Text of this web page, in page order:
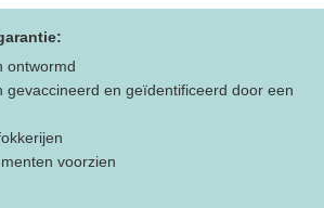
ontwormd
gevaccineerd en geïdentificeerd door een
voorzien